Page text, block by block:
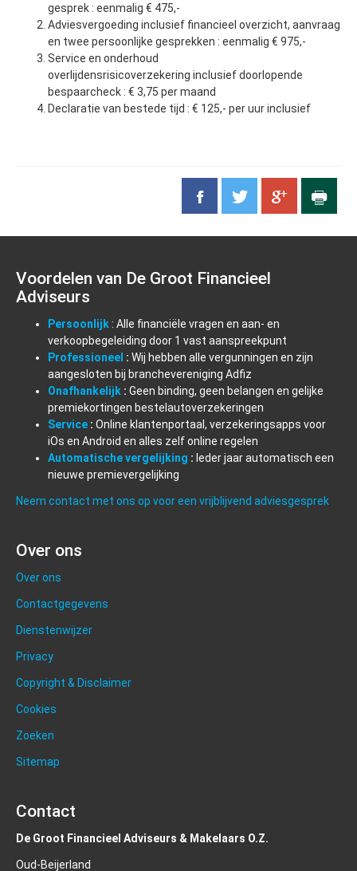
gesprek : eenmalig € 475,-
Adviesvergoeding inclusief financieel overzicht, aanvraag
en twee persoonlijke gesprekken : eenmalig € 975,-
Service en onderhoud
overlijdensrisicoverzekering inclusief doorlopende
bespaarcheck : € 3,75 per maand
Declaratie van bestede tijd : € 125,- per uur inclusief
Voordelen van De Groot Financieel
Adviseurs
Persoonlijk : Alle financiële vragen en aan- en
verkoopbegeleiding door 1 vast aanspreekpunt
Professioneel : Wij hebben alle vergunningen en zijn
aangesloten bij branchevereniging Adfiz
Onafhankelijk : Geen binding, geen belangen en gelijke
premiekortingen bestelautoverzekeringen
Service : Online klantenportaal, verzekeringsapps voor
iOs en Android en alles zelf online regelen
Automatische vergelijking : Ieder jaar automatisch een
nieuwe premievergelijking
Neem contact met ons op voor een vrijblijvend adviesgesprek
Over ons
Over ons
Contactgegevens
Dienstenwijzer
Privacy
Copyright & Disclaimer
Cookies
Zoeken
Sitemap
Contact
De Groot Financieel Adviseurs & Makelaars O.Z.
Oud-Beijerland